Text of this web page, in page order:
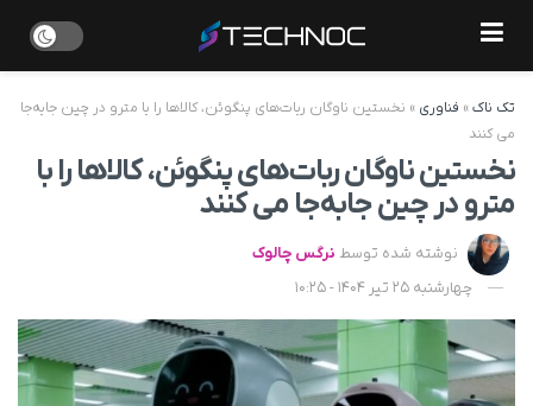
تک ناک» فناوری » نخستین ناوگان ربات‌های پنگوئن، کالاها را با مترو در چین جابه‌جا
می‌ کنند
نخستین ناوگان ربات‌های پنگوئن، کالاها را با
مترو در چین جابه‌جا می‌ کنند
نوشته شده توسط نرگس چالوک
چهارشنبه 25 تیر 1404 - 10:25